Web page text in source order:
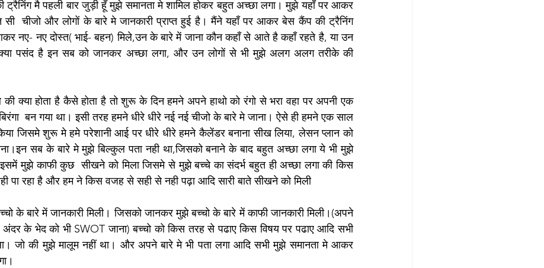
ट्रैनिंग मै पहली बार जुड़ी हूँ मुझे समानता मे शामिल होकर बहुत अच्छा लगा। मुझे यहाँ पर आकर
सी  चीजो और लोगों के बारे मे जानकारी प्राप्त हुई है। मैंने यहाँ पर आकर बेस कैंप की ट्रैनिंग
नए- नए दोस्त( भाई- बहन) मिले,उन के बारे में जाना कौन कहाँ से आते है कहाँ रहते है, या उन
पसंद है इन सब को जानकर अच्छा लगा, और उन लोगों से भी मुझे अलग अलग तरीके की
क्या होता है कैसे होता है तो शुरू के दिन हमने अपने हाथो को रंगो से भरा वहा पर अपनी एक
बन गया था। इसी तरह हमने धीरे धीरे नई नई चीजो के बारे मे जाना। ऐसे ही हमने एक साल
जिसमे शुरू मे हमे परेशानी आई पर धीरे धीरे हमने कैलेंडर बनाना सीख लिया, लेसन प्लान को
सब के बारे मे मुझे बिल्कुल पता नही था,जिसको बनाने के बाद बहुत अच्छा लगा ये भी मुझे
मुझे काफी कुछ  सीखने को मिला जिसमे से मुझे बच्चे का संदर्भ बहुत ही अच्छा लगा की किस
पा रहा है और हम ने किस वजह से सही से नही पढ़ा आदि सारी बाते सीखने को मिली
के बारे में जानकारी मिली। जिसको जानकर मुझे बच्चो के बारे में काफी जानकारी मिली।(अपने
के भेद को भी SWOT जाना) बच्चो को किस तरह से पढाए किस विषय पर पढाए आदि सभी
जो की मुझे मालूम नहीं था। और अपने बारे मे भी पता लगा आदि सभी मुझे समानता मे आकर